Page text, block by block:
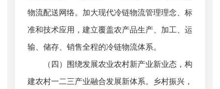
物流配送网络。加大现代冷链物流管理理念、标
准和技术应用，建立覆盖农产品生产、加工、运
输、储存、销售全程的冷链物流体系。
（四）围绕发展农业农村新产业新业态，构
建农村一二三产业融合发展新体系。乡村振兴，